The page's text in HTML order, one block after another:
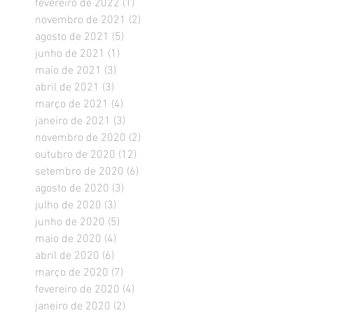
fevereiro de 2022 (1)
novembro de 2021 (2)
agosto de 2021 (5)
junho de 2021 (1)
maio de 2021 (3)
abril de 2021 (3)
março de 2021 (4)
janeiro de 2021 (3)
novembro de 2020 (2)
outubro de 2020 (12)
setembro de 2020 (6)
agosto de 2020 (3)
julho de 2020 (3)
junho de 2020 (5)
maio de 2020 (4)
abril de 2020 (6)
março de 2020 (7)
fevereiro de 2020 (4)
janeiro de 2020 (2)